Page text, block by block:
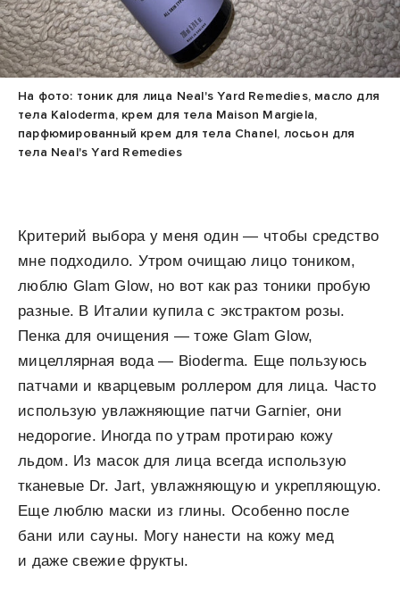
На фото: тоник для лица Neal's Yard Remedies, масло для
тела Kaloderma, крем для тела Maison Margiela,
парфюмированный крем для тела Chanel, лосьон для
тела Neal's Yard Remedies
Критерий выбора у меня один — чтобы средство
мне подходило. Утром очищаю лицо тоником,
люблю Glam Glow, но вот как раз тоники пробую
разные. В Италии купила с экстрактом розы.
Пенка для очищения — тоже Glam Glow,
мицеллярная вода — Bioderma. Еще пользуюсь
патчами и кварцевым роллером для лица. Часто
использую увлажняющие патчи Garnier, они
недорогие. Иногда по утрам протираю кожу
льдом. Из масок для лица всегда использую
тканевые Dr. Jart, увлажняющую и укрепляющую.
Еще люблю маски из глины. Особенно после
бани или сауны. Могу нанести на кожу мед
и даже свежие фрукты.